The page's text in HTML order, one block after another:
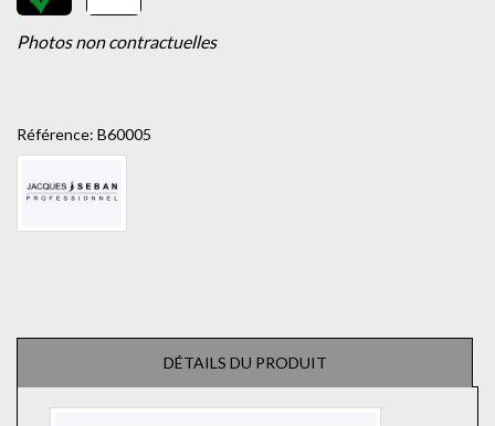
Photos non contractuelles
Référence: B60005
DÉTAILS DU PRODUIT